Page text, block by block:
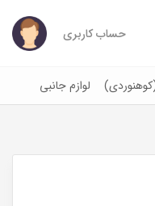
حساب کاربری
لوازم جانبی